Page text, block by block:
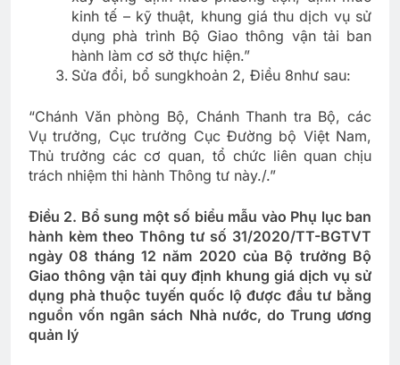
kinh tế – kỹ thuật, khung giá thu dịch vụ sử
dụng phà trình Bộ Giao thông vận tải ban
hành làm cơ sở thực hiện.”
Sửa đổi, bổ sungkhoản 2, Điều 8như sau:
“Chánh Văn phòng Bộ, Chánh Thanh tra Bộ, các
Vụ trưởng, Cục trưởng Cục Đường bộ Việt Nam,
Thủ trưởng các cơ quan, tổ chức liên quan chịu
trách nhiệm thi hành Thông tư này./.”
Điều 2. Bổ sung một số biểu mẫu vào Phụ lục ban
hành kèm theo Thông tư số 31/2020/TT-BGTVT
ngày 08 tháng 12 năm 2020 của Bộ trưởng Bộ
Giao thông vận tải quy định khung giá dịch vụ sử
dụng phà thuộc tuyến quốc lộ được đầu tư bằng
nguồn vốn ngân sách Nhà nước, do Trung ương
quản lý